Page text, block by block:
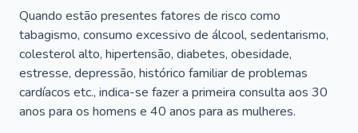
Quando estão presentes fatores de risco como
tabagismo, consumo excessivo de álcool, sedentarismo,
colesterol alto, hipertensão, diabetes, obesidade,
estresse, depressão, histórico familiar de problemas
cardíacos etc., indica-se fazer a primeira consulta aos 30
anos para os homens e 40 anos para as mulheres.